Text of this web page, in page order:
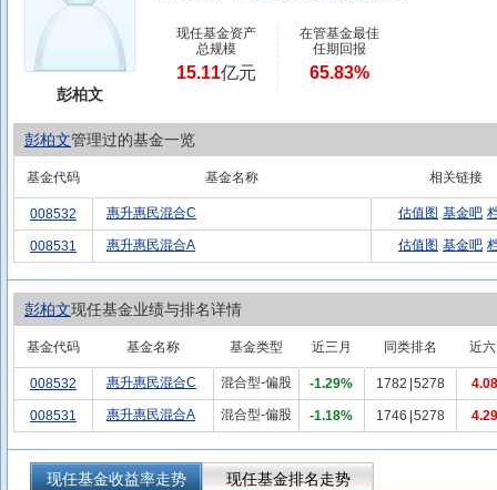
彭柏文
现任基金资产
总规模
15.11亿元
在管基金最佳
任期回报
65.83%
彭柏文管理过的基金一览
基金代码 基金名称 相关链接
008532 惠升惠民混合C 估值图 基金吧
008531 惠升惠民混合A 估值图 基金吧
彭柏文现任基金业绩与排名详情
基金代码 基金名称 基金类型 近三月 同类排名 近
008532 惠升惠民混合C 混合型-偏股 -1.29% 1782 5278
008531 惠升惠民混合A 混合型-偏股 -1.18% 1746 5278
现任基金收益率走势 现任基金排名走势